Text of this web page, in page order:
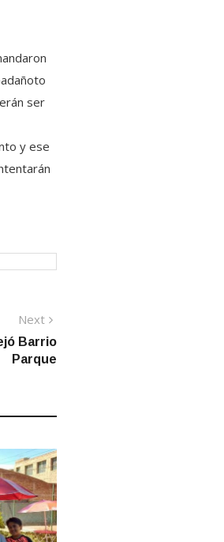
ser
y ese
Next
post:
Barrio
Parque